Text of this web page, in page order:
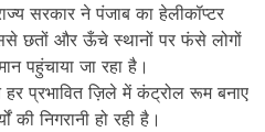
सरकार ने पंजाब का हेलीकॉप्टर
छतों और ऊँचे स्थानों पर फंसे लोगों
पहुंचाया जा रहा है।
प्रभावित ज़िले में कंट्रोल रूम बनाए
निगरानी हो रही है।